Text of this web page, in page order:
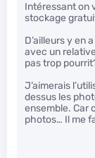
Intéressant on
stockage
D’ailleurs y en
avec un
pas trop
J’aimerais
dessus les
ensemble. Car
photos… Il me